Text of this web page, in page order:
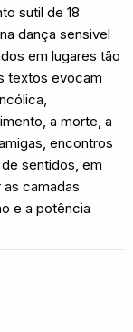
sutil de 18
dança sensivel
em lugares tão
textos evocam
a morte, a
encontros
sentidos, em
camadas
e a potência